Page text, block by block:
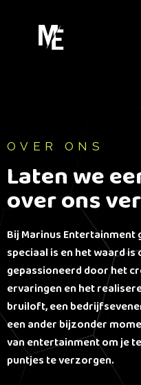
n
a
r
a
r
t
i
k
e
l
OVER ONS
Laten we
over ons
Bij Marinus
speciaal is en het waard
gepassioneerd door het
ervaringen en het
bruiloft, een
een ander bijzonder
van entertainment om je
puntjes te verzorgen.